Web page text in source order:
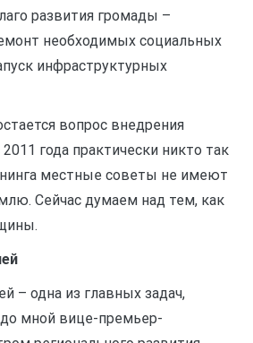
развития громады –
необходимых социальных
инфраструктурных
вопрос внедрения
года практически никто так
местные советы не имеют
Сейчас думаем над тем, как
– одна из главных задач,
мной вице-премьер-